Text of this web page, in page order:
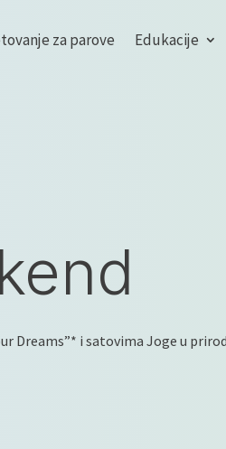
za parove Edukacije
Dreams”* i satovima Joge u